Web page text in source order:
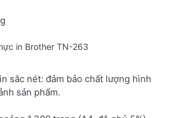
in Brother TN-263
sắc nét: đảm bảo chất lượng hình
sản phẩm.